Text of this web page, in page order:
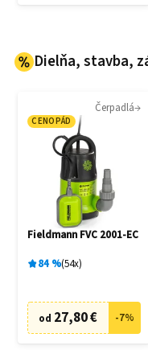
Dielňa, stavba,
Čerpadlá
CENOPÁD
Fieldmann FVC 2001-EC
84% 54x
od 27,80 € -7%